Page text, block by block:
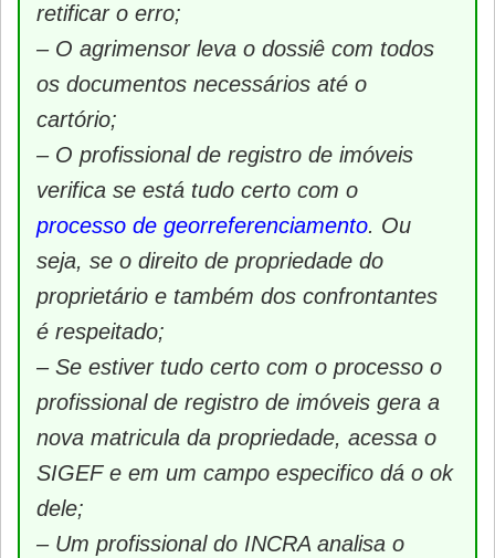
retificar o erro;
– O agrimensor leva o dossiê com todos
os documentos necessários até o
cartório;
– O profissional de registro de imóveis
verifica se está tudo certo com o
processo de georreferenciamento. Ou
seja, se o direito de propriedade do
proprietário e também dos confrontantes
é respeitado;
– Se estiver tudo certo com o processo o
profissional de registro de imóveis gera a
nova matricula da propriedade, acessa o
SIGEF e em um campo especifico dá o ok
dele;
– Um profissional do INCRA analisa o